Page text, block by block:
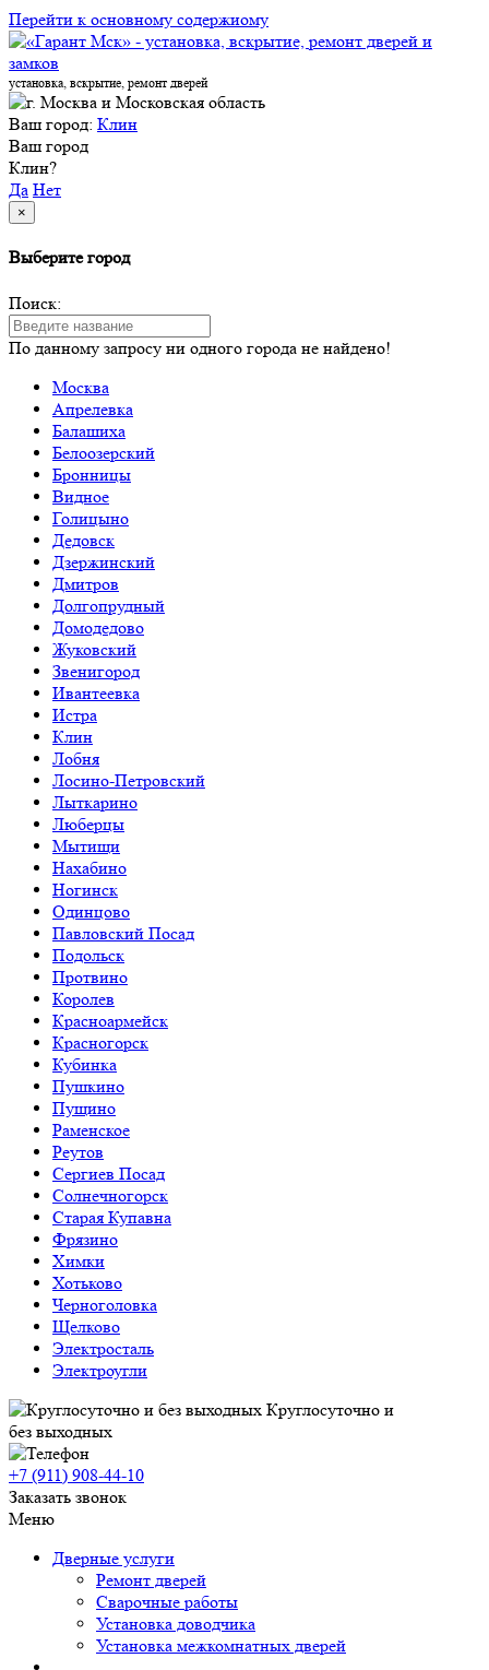
Перейти к основному содержиому
установка, вскрытие, ремонт дверей
Ваш город: Клин
Ваш город
Клин?
Да Нет
×
Выберите город
Поиск:
По данному запросу ни одного города не найдено!
Москва
Апрелевка
Балашиха
Белоозерский
Бронницы
Видное
Голицыно
Дедовск
Дзержинский
Дмитров
Долгопрудный
Домодедово
Жуковский
Звенигород
Ивантеевка
Истра
Клин
Лобня
Лосино-Петровский
Лыткарино
Люберцы
Мытищи
Нахабино
Ногинск
Одинцово
Павловский Посад
Подольск
Протвино
Королев
Красноармейск
Красногорск
Кубинка
Пушкино
Пущино
Раменское
Реутов
Сергиев Посад
Солнечногорск
Старая Купавна
Фрязино
Химки
Хотьково
Черноголовка
Щелково
Электросталь
Электроугли
Круглосуточно и
без выходных
+7 (911) 908-44-10
Заказать звонок
Меню
Дверные услуги
Ремонт дверей
Сварочные работы
Установка доводчика
Установка межкомнатных дверей